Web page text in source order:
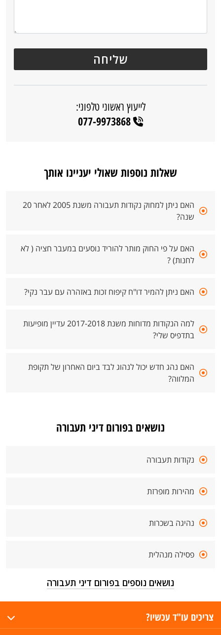
לייעוץ ראשוני טלפוני:
077-9973868
שאלות נוספות שאולי יעניינו אותך
האם ניתן למחוק נקודות תעבורה משנת 2005 לאחר 20
שנה?
האם על פי החוק מותר להוריד נוסעים במעבר חציה ( לא
לחנות) ?
האם ניתן להמיר דו"ח קיפוח זכות באזהרה עם עבר נקי?
למה הנקודות מדוחות משנת 2017-2018 עדיין מופיעות
בתדפיס שלי?
האם נהג חדש יכול לנהוג לבד ביום האחרון של תקופת
המלווה?
נושאים בפורום דיני תעבורה
נקודות תעבורה
מהירות מופרזת
נהיגה בשכרות
פסילה מנהלית
נושאים נוספים בפורום דיני תעבורה
צריכים עו"ד עכשיו?